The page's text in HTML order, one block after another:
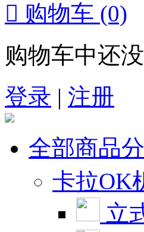
 购物车 (0)
购物车中还
登录 | 注册
全部商品
卡拉OK
立